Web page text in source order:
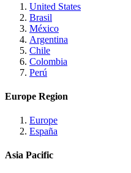
United States
Brasil
México
Argentina
Chile
Colombia
Perú
Europe Region
Europe
España
Asia Pacific